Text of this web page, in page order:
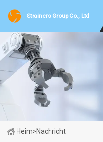
Strainers Group Co., Ltd
Heim>Nachricht